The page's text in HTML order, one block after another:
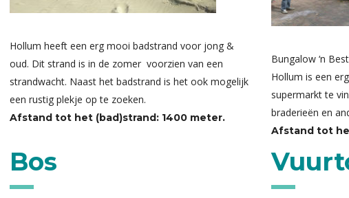
Hollum heeft een erg mooi badstrand voor jong &
oud. Dit strand is in de zomer voorzien van een
strandwacht. Naast het badstrand is het ook mogelijk
een rustig plekje op te zoeken.
Afstand tot het (bad)strand: 1400 meter.
Bungalow ‘n
Hollum is een
supermarkt te
braderieën en
Afstand tot
Bos